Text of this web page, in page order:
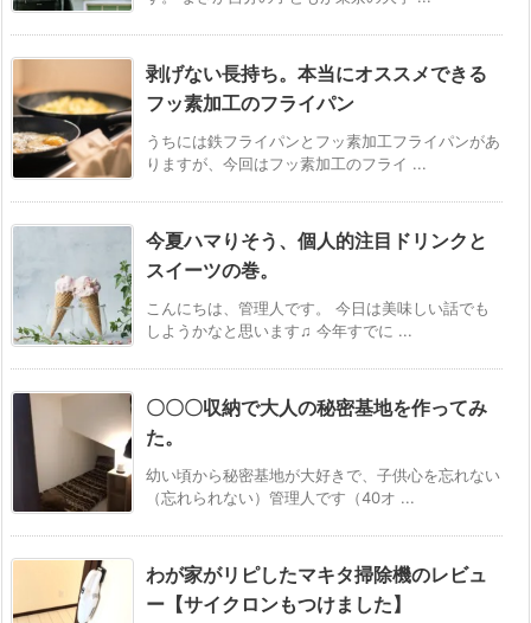
剥げない長持ち。本当にオススメできる
フッ素加工のフライパン
うちには鉄フライパンとフッ素加工フライパンがあ
りますが、今回はフッ素加工のフライ ...
今夏ハマりそう、個人的注目ドリンクと
スイーツの巻。
こんにちは、管理人です。 今日は美味しい話でも
しようかなと思います♫ 今年すでに ...
〇〇〇収納で大人の秘密基地を作ってみ
た。
幼い頃から秘密基地が大好きで、子供心を忘れない
（忘れられない）管理人です（40オ ...
わが家がリピしたマキタ掃除機のレビュ
ー【サイクロンもつけました】